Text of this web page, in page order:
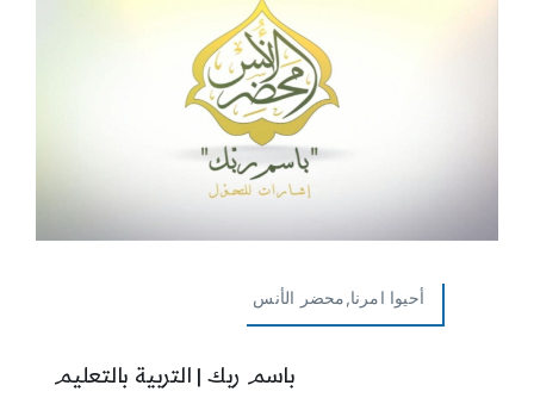
أحيوا امرنا,محضر الأنس
باسم ربك | التربية بالتعليم